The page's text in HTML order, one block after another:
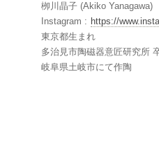
栁川晶子 (Akiko Yanagawa)
Instagram : https://
東京都生まれ
多治見市陶磁器意匠研究所
岐阜県土岐市にて作陶